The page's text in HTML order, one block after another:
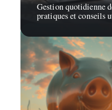
Gestion quotidienne
pratiques et conseils